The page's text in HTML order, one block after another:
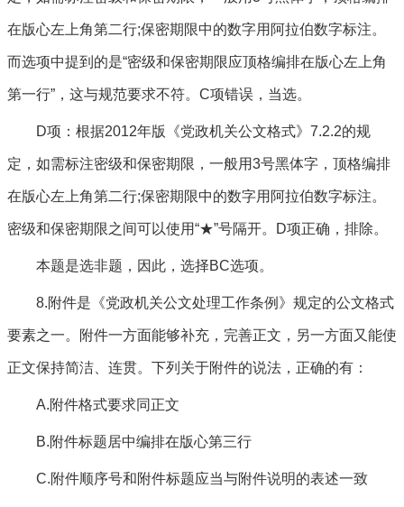
在版心左上角第二行;保密期限中的数字用阿拉伯数字标注。
而选项中提到的是“密级和保密期限应顶格编排在版心左上角
第一行”，这与规范要求不符。C项错误，当选。
D项：根据2012年版《党政机关公文格式》7.2.2的规
定，如需标注密级和保密期限，一般用3号黑体字，顶格编排
在版心左上角第二行;保密期限中的数字用阿拉伯数字标注。
密级和保密期限之间可以使用“★”号隔开。D项正确，排除。
本题是选非题，因此，选择BC选项。
8.附件是《党政机关公文处理工作条例》规定的公文格式
要素之一。附件一方面能够补充，完善正文，另一方面又能使
正文保持简洁、连贯。下列关于附件的说法，正确的有：
A.附件格式要求同正文
B.附件标题居中编排在版心第三行
C.附件顺序号和附件标题应当与附件说明的表述一致